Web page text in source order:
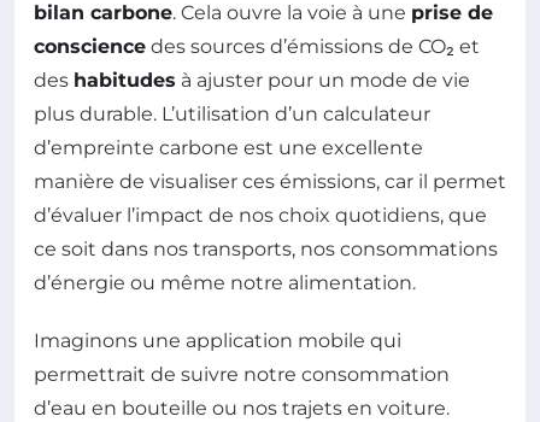
bilan carbone. Cela ouvre la voie à une prise de
conscience des sources d’émissions de CO₂ et
des habitudes à ajuster pour un mode de vie
plus durable. L’utilisation d’un calculateur
d’empreinte carbone est une excellente
manière de visualiser ces émissions, car il permet
d’évaluer l’impact de nos choix quotidiens, que
ce soit dans nos transports, nos consommations
d’énergie ou même notre alimentation.
Imaginons une application mobile qui
permettrait de suivre notre consommation
d’eau en bouteille ou nos trajets en voiture.